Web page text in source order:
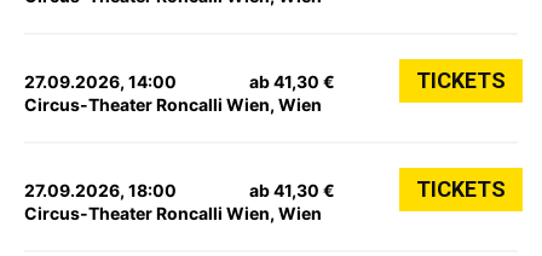
27.09.2026, 14:00
Circus-Theater Roncalli Wien, Wien
ab 41,30 € TICKETS
27.09.2026, 18:00
Circus-Theater Roncalli Wien, Wien
ab 41,30 € TICKETS